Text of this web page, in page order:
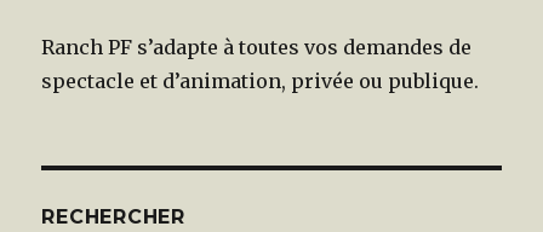
Ranch PF s’adapte à toutes vos demandes de
spectacle et d’animation, privée ou publique.
RECHERCHER